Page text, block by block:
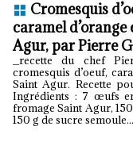
Cromesquis
caramel d’orange
Agur, par Pierre
_recette du chef
cromesquis d’oeuf,
Saint Agur. Recette
Ingrédients : 7 œufs
fromage Saint Agur,
150 g de sucre semoule...